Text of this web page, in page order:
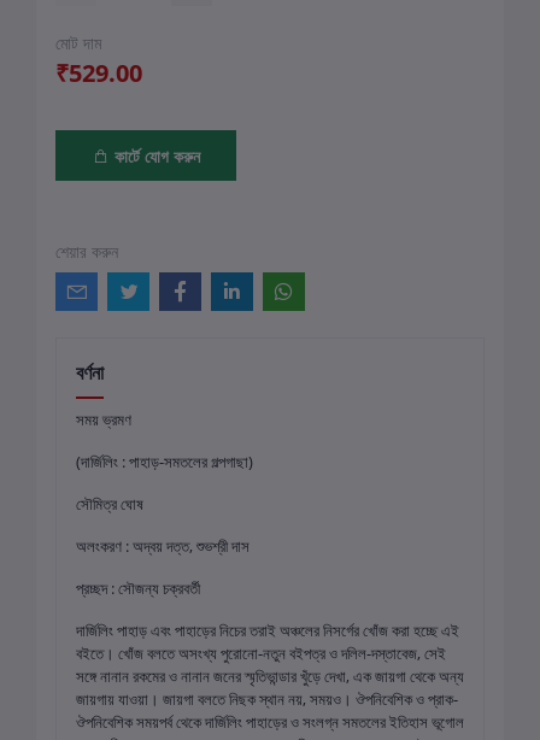
মোট দাম
₹529.00
কার্টে যোগ করুন
শেয়ার করুন
বর্ণনা
সময় ভ্রমণ
(দার্জিলিং : পাহাড়-সমতলের গল্পগাছা)
সৌমিত্র ঘোষ
অলংকরণ : অদ্বয় দত্ত, শুভশ্রী দাস
প্রচ্ছদ : সৌজন্য চক্রবর্তী
দার্জিলিং পাহাড় এবং পাহাড়ের নিচের তরাই অঞ্চলের নিসর্গের খোঁজ করা হচ্ছে এই
বইতে। খোঁজ বলতে অসংখ্য পুরোনো-নতুন বইপত্র ও দলিল-দস্তাবেজ, সেই
সঙ্গে নানান রকমের ও নানান জনের স্মৃতিভান্ডার খুঁড়ে দেখা, এক জায়গা থেকে অন্য
জায়গায় যাওয়া। জায়গা বলতে নিছক স্থান নয়, সময়ও। ঔপনিবেশিক ও প্রাক-
ঔপনিবেশিক সময়পর্ব থেকে দার্জিলিং পাহাড়ের ও সংলগ্ন সমতলের ইতিহাস ভূগোল